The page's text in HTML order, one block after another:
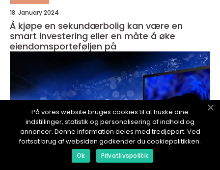
18. January 2024
Å kjøpe en sekundærbolig kan være en
smart investering eller en måte å øke
eiendomsporteføljen på
På vores website bruges cookies til at huske dine
indstillinger, statistik og personalisering af indhold og
annoncer. Denne information deles med tredjepart. Ved
fortsat brug af websiden godkender du cookiepolitikken.
Ok Privatlivspolitik